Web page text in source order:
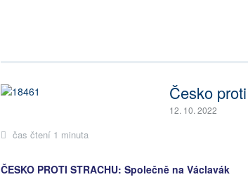
Česko
12. 10. 2022
čas čtení 1 minuta
ČESKO PROTI STRACHU: Společně na Václavák